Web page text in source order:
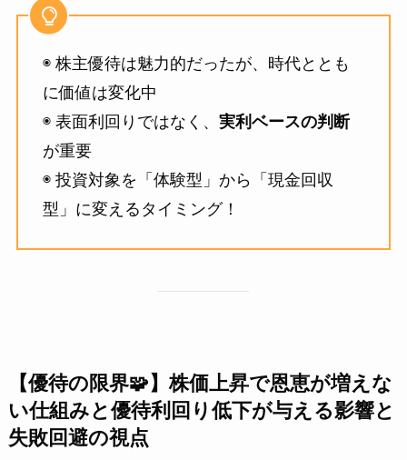
◉ 株主優待は魅力的だったが、時代ととも
に価値は変化中
◉ 表面利回りではなく、 実利ベースの判断
が重要
◉ 投資対象を「体験型」から「現金回収
型」に変えるタイミング！
【優待の限界🧩】株価上昇で恩恵が増えな
い仕組みと優待利回り低下が与える影響と
失敗回避の視点